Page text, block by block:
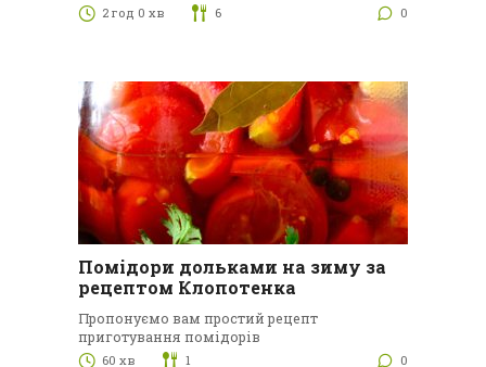
2 год 0 хв 6 0
Помідори дольками на зиму за
рецептом Клопотенка
Пропонуємо вам простий рецепт
приготування помідорів
60 хв 1 0